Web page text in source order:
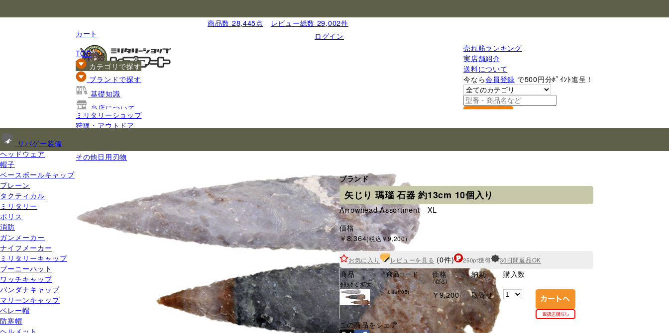
商品数 28,445点
レビュー総数 29,002件
ログイン
カート
売れ筋ランキング
実店舗紹介
送料について
今なら会員登録 で500円分ﾎﾟｲﾝﾄ進呈！
TOP
カテゴリで探す
サバゲー装備
ヘッドウェア
帽子
ベースボールキャップ
プレーン
タクティカル
ミリタリー
ポリス
消防
ガンメーカー
ナイフメーカー
ミリタリーキャップ
ブーニーハット
ワッチキャップ
バンダナキャップ
マリーンキャップ
ベレー帽
防寒帽
ヘルメット
ブランドで探す
基礎知識
当店について
ご利用ガイド
ミリタリーショップ
狩猟・アウトドア
その他日用刃物
ブランド
矢じり 瑪瑙 石器 約13cm 10個入り
Arrowhead Assortment - XL
価格
￥8,364(税込￥9,200)
お気に入り レビューを見る (0件) 250pt獲得 30日間返品OK
商品
ｸﾘｯｸで拡大
商品コード 価格
(税込)
納期 購入数
baah05r ￥9,200 取寄せ
この商品をシェア